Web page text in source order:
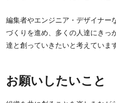
編集者やエンジニア・デザイナー
づくりを進め、多くの人達にきっ
達と創っていきたいと考えていま
お願いしたいこと